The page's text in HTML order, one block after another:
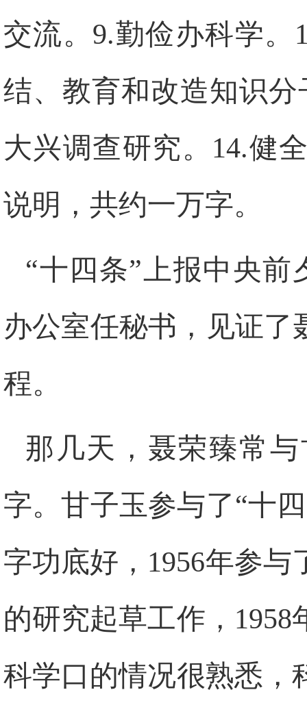
交流。 9.勤俭办科学。
结、教育和改造知识分
大兴调查研究。 14.健
说明，共约一万字。
“十四条”上报中央前
办公室任秘书，见证了
程。
那几天，聂荣臻常
字。甘子玉参与了“十
字功底好， 1956年参与
的研究起草工作， 1958
科学口的情况很熟悉，